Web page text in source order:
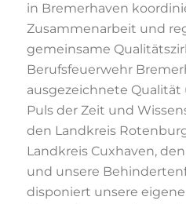
in Bremerhaven
Zusammenarbeit und
gemeinsame
Berufsfeuerwehr
ausgezeichnete Qualität
Puls der Zeit und
den Landkreis
Landkreis Cuxhaven,
und unsere
disponiert unsere